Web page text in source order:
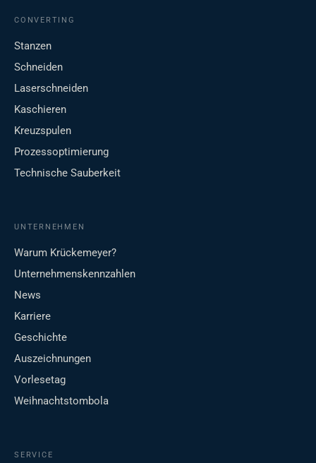
CONVERTING
Stanzen
Schneiden
Laserschneiden
Kaschieren
Kreuzspulen
Prozessoptimierung
Technische Sauberkeit
UNTERNEHMEN
Warum Krückemeyer?
Unternehmenskennzahlen
News
Karriere
Geschichte
Auszeichnungen
Vorlesetag
Weihnachtstombola
SERVICE